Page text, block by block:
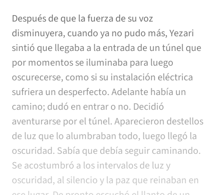
Después de que la fuerza de su voz
disminuyera, cuando ya no pudo más, Yezari
sintió que llegaba a la entrada de un túnel que
por momentos se iluminaba para luego
oscurecerse, como si su instalación eléctrica
sufriera un desperfecto. Adelante había un
camino; dudó en entrar o no. Decidió
aventurarse por el túnel. Aparecieron destellos
de luz que lo alumbraban todo, luego llegó la
oscuridad. Sabía que debía seguir caminando.
Se acostumbró a los intervalos de luz y
oscuridad, al silencio y la paz que reinaban en